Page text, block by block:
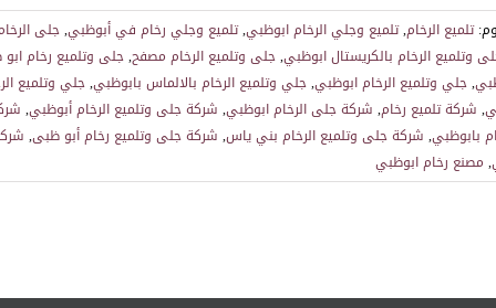
تلميع الرخام,تلميع وجلي الرخام ابوظبي,تلميع وجلي رخام في أبوظبي,جلى
وتلميع الرخام بالكريستال ابوظبي,جلى وتلميع الرخام مصفح,جلى وتلميع رخام
,جلي وتلميع الرخام ابوظبي,جلي وتلميع الرخام بالالماس بابوظبي,جلي وتلميع
, شركة تلميع رخام, شركة جلى الرخام ابوظبي, شركة جلى وتلميع الرخام أبوظبي,
بابوظبي, شركة جلى وتلميع الرخام بني ياس, شركة جلى وتلميع رخام أبو ظبى,
, مصنع رخام ابوظبي